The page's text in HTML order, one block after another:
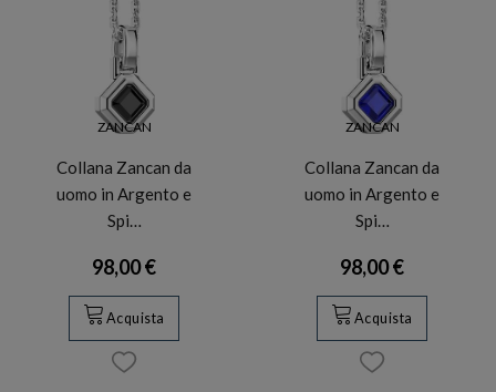
ZANCAN
Collana Zancan da
uomo in Argento e
Spi…
98,00 €
Acquista
ZANCAN
Collana Zancan da
uomo in Argento e
Spi…
98,00 €
Acquista